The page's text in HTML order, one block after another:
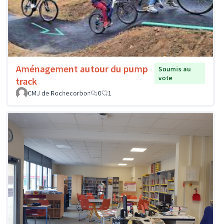
Aménagement autour du pump
track
Soumis au
vote
CMJ de Rochecorbon
0 1